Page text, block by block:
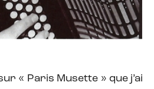
« Paris Musette » que j’ai